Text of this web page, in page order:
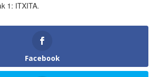
1: ITXITA.
Facebook